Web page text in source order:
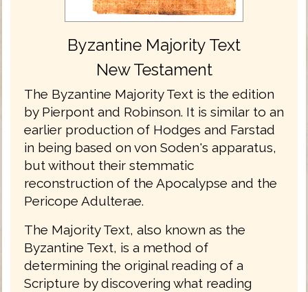
Byzantine Majority Text
New Testament
The Byzantine Majority Text is the edition
by Pierpont and Robinson. It is similar to an
earlier production of Hodges and Farstad
in being based on von Soden's apparatus,
but without their stemmatic
reconstruction of the Apocalypse and the
Pericope Adulterae.
The Majority Text, also known as the
Byzantine Text, is a method of
determining the original reading of a
Scripture by discovering what reading